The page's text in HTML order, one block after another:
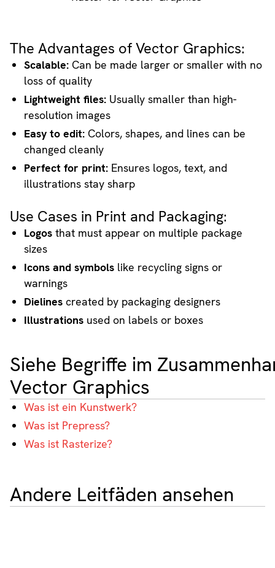
The Advantages of Vector Graphics:
Scalable: Can be made larger or smaller with no
loss of quality
Lightweight files: Usually smaller than high-
resolution images
Easy to edit: Colors, shapes, and lines can be
changed cleanly
Perfect for print: Ensures logos, text, and
illustrations stay sharp
Use Cases in Print and Packaging:
Logos that must appear on multiple package
sizes
Icons and symbols like recycling signs or
warnings
Dielines created by packaging designers
Illustrations used on labels or boxes
Siehe Begriffe im
Vector Graphics
Was ist ein Kunstwerk?
Was ist Prepress?
Was ist Rasterize?
Andere Leitfäden ansehen